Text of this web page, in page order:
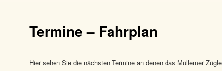
Termine – Fahrplan
Hier sehen Sie die nächsten Termine an denen das Müllemer
04:00
05:00